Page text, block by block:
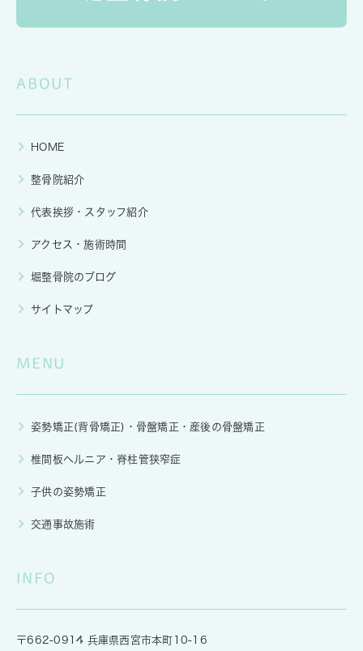
ABOUT
HOME
整骨院紹介
代表挨拶・スタッフ紹介
アクセス・施術時間
堀整骨院のブログ
サイトマップ
MENU
姿勢矯正(背骨矯正)・骨盤矯正・産後の骨盤矯正
椎間板ヘルニア・脊柱管狭窄症
子供の姿勢矯正
交通事故施術
INFO
〒662-0914 兵庫県西宮市本町10-16